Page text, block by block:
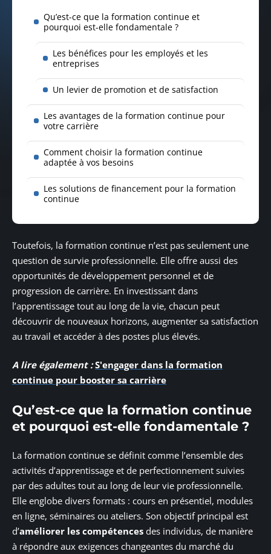
Qu’est-ce que la formation continue et
pourquoi est-elle fondamentale ?
Les bénéfices pour les employés et les
entreprises
Un levier de promotion et de satisfaction
Les avantages de la formation continue pour
votre carrière
Comment choisir la formation continue
adaptée à vos besoins
Les solutions de financement pour la formation
continue
Toutefois, la formation continue n’est pas seulement une
question de survie professionnelle. Elle offre aussi des
opportunités de développement personnel et de
progression de carrière. En investissant dans
l’apprentissage tout au long de la vie, chacun peut
découvrir de nouveaux horizons, augmenter sa satisfaction
au travail et accéder à des postes plus élevés.
A lire également : S'engager dans la formation
continue pour booster sa carrière
Qu’est-ce que la formation continue
et pourquoi est-elle fondamentale ?
La formation continue se définit comme l’ensemble des
activités d’apprentissage et de perfectionnement suivies
par des adultes tout au long de leur vie professionnelle.
Elle englobe divers formats : cours en présentiel, modules
en ligne, séminaires ou ateliers. Son objectif principal est
d’améliorer les compétences des individus, de manière
à répondre aux exigences changeantes du marché du